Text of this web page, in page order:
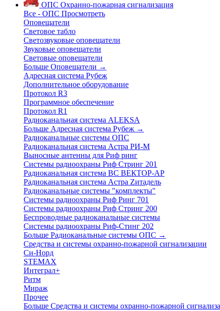
ОПС Охранно-пожарная сигнализация
Все - ОПС Просмотреть
Оповещатели
Световое табло
Светозвуковые оповещатели
Звуковые оповещатели
Световые оповещатели
Больше Оповещатели →
Адресная система Рубеж
Дополнительное оборудование
Протокол R3
Программное обеспечение
Протокол R1
Радиоканальная система ALEKSA
Больше Адресная система Рубеж →
Радиоканальные системы ОПС
Радиоканальная система Астра РИ-М
Выносные антенны для Риф ринг
Системы радиоохраны Риф Стринг 201
Радиоканальная система ВС ВЕКТОР-АР
Радиоканальная система Астра Zитадель
Радиоканальные системы "комплекты"
Системы радиоохраны Риф Ринг 701
Системы радиоохраны Риф Стринг 200
Беспроводные радиоканальные системы
Системы радиоохраны Риф-Стинг 202
Больше Радиоканальные системы ОПС →
Средства и системы охранно-пожарной сигнализации
Си-Норд
STEMAX
Интеграл+
Ритм
Мираж
Прочее
Больше Средства и системы охранно-пожарной